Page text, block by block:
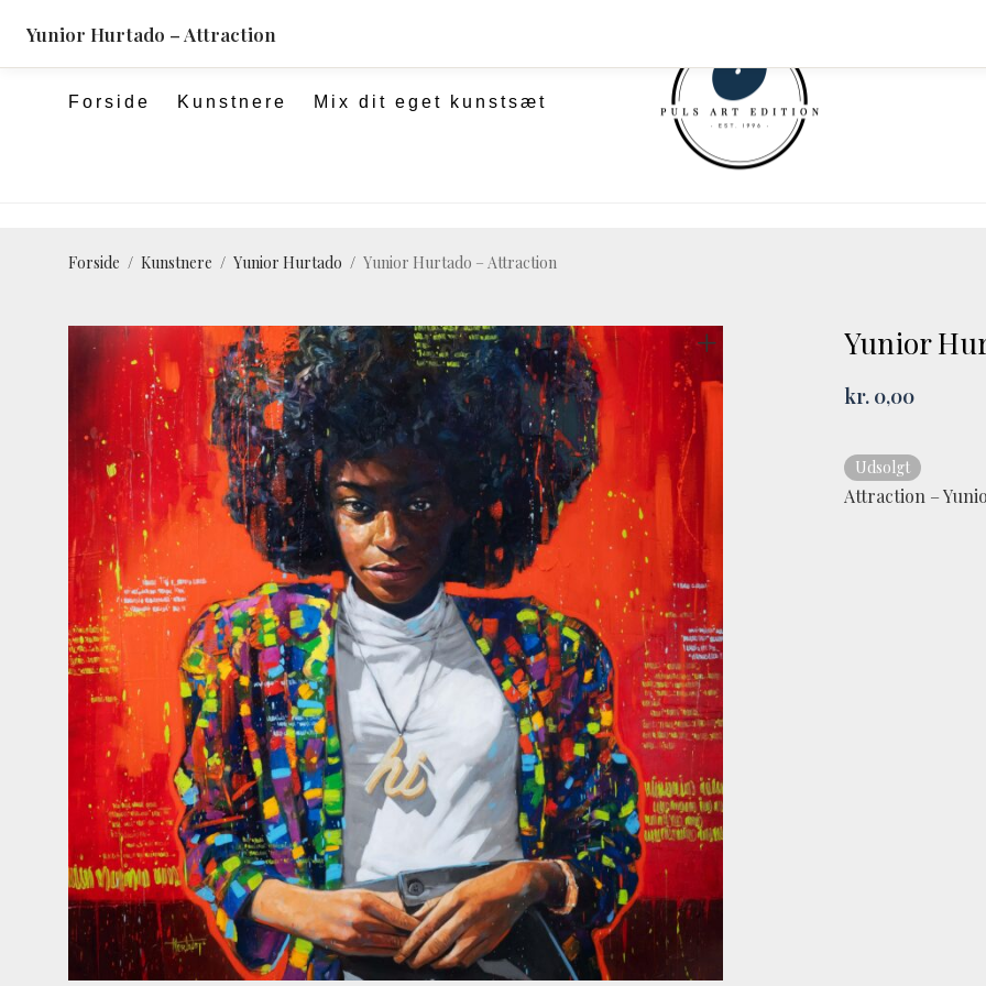
Forside Kunstnere Mix dit eget kunstsæt
Forside / Kunstnere / Yunior Hurtado / Yunior Hurtado – Attraction
Yunior
kr. 0,00
Udsolgt
Attraction –
Yunior Hurtado – Attraction